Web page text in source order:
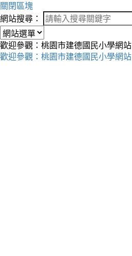
關閉區塊
網站搜尋：
歡迎參觀：桃園市建德國民小學網站
歡迎參觀：桃園市建德國民小學網站